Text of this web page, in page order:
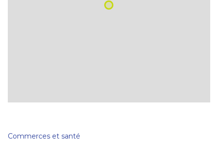
Commerces et santé